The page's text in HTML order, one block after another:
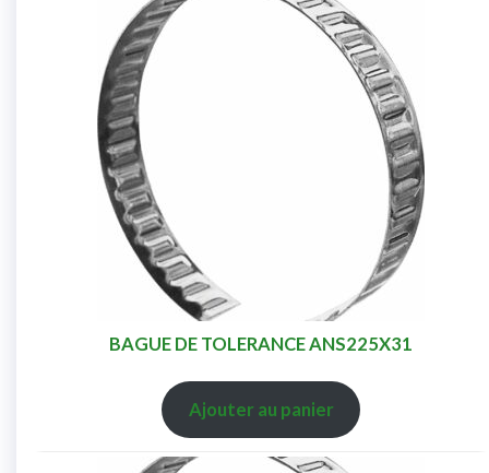
BAGUE DE TOLERANCE ANS225X31
Ajouter au panier